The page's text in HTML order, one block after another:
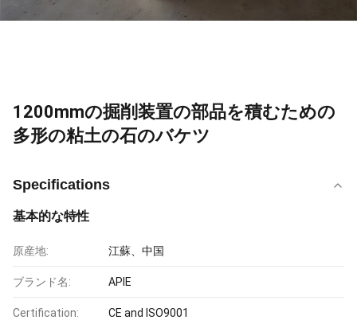
1200mmの掘削装置の部品を積むための
多形の粘土の石のバケツ
Specifications
基本的な特性
原産地: 江蘇、中国
ブランド名: APIE
Certification: CE and ISO9001